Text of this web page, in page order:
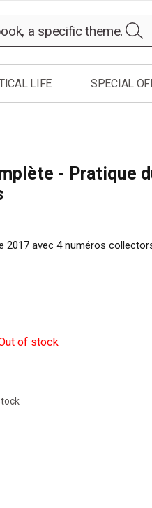
LIFE SPECIAL
- Pratique
2017 avec 4 numéros
of stock